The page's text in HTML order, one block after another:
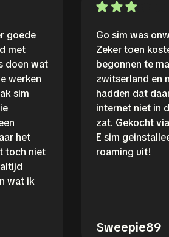
goede
met
doen wat
werken
sim
het
toch niet
wat ik
Go sim was
Zeker toen
begonnen te
zwitserland en
hadden dat
internet niet in
zat. Gekocht
E sim
roaming uit!
Sweepie89